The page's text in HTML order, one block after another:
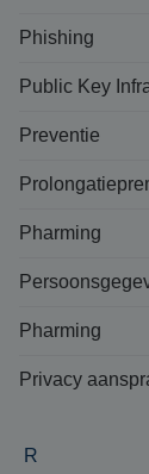
Phishing
Public Key
Preventie
Pharming
Pharming
Privacy
R